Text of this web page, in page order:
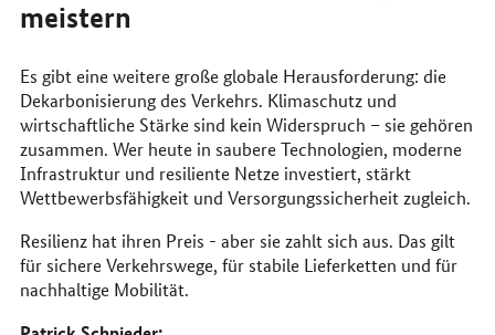
meistern
Es gibt eine weitere große globale Herausforderung: die
Dekarbonisierung des Verkehrs. Klimaschutz und
wirtschaftliche Stärke sind kein Widerspruch – sie gehören
zusammen. Wer heute in saubere Technologien, moderne
Infrastruktur und resiliente Netze investiert, stärkt
Wettbewerbsfähigkeit und Versorgungssicherheit zugleich.
Resilienz hat ihren Preis - aber sie zahlt sich aus. Das gilt
für sichere Verkehrswege, für stabile Lieferketten und für
nachhaltige Mobilität.